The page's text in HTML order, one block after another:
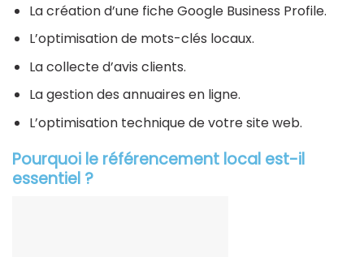
La création d’une fiche Google Business Profile.
L’optimisation de mots-clés locaux.
La collecte d’avis clients.
La gestion des annuaires en ligne.
L’optimisation technique de votre site web.
Pourquoi le référencement local est-il
essentiel ?